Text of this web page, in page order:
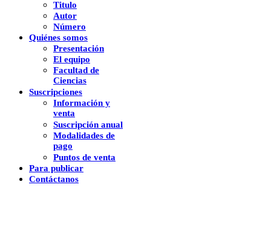
Titulo
Autor
Número
Quiénes somos
Presentación
El equipo
Facultad de
Ciencias
Suscripciones
Información y
venta
Suscripción anual
Modalidades de
pago
Puntos de venta
Para publicar
Contáctanos